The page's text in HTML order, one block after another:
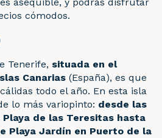
asequible, y podrás disfrutar
cómodos.
Tenerife, situada en el
Canarias (España), es que
todo el año. En esta isla
lo más variopinto: desde las
de las Teresitas hasta
Playa Jardín en Puerto de la